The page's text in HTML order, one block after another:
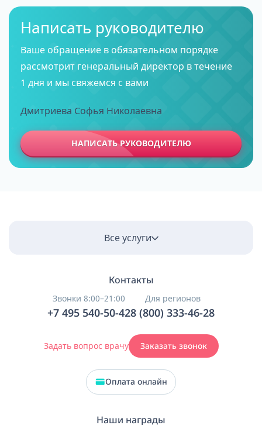
Написать руководителю
Ваше обращение в обязательном порядке
рассмотрит генеральный директор в течение
1 дня и мы свяжемся с вами
Дмитриева Софья Николаевна
НАПИСАТЬ РУКОВОДИТЕЛЮ
Все услуги
Контакты
Звонки 8:00–21:00
+7 495 540-50-42
Для регионов
8 (800) 333-46-28
Задать вопрос врачу Заказать звонок
Оплата онлайн
Наши награды